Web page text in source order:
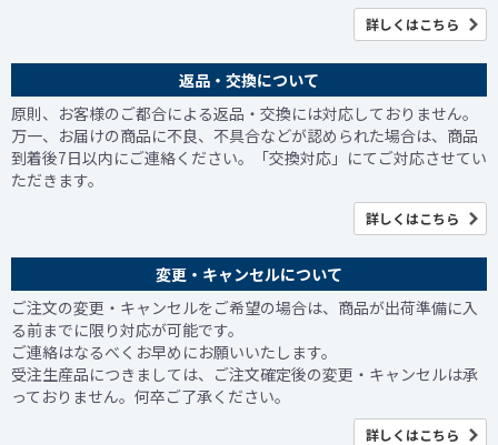
詳しくはこちら
返品・交換について
原則、お客様のご都合による返品・交換には対応しておりません。
万一、お届けの商品に不良、不具合などが認められた場合は、商品
到着後7日以内にご連絡ください。「交換対応」にてご対応させてい
ただきます。
詳しくはこちら
変更・キャンセルについて
ご注文の変更・キャンセルをご希望の場合は、商品が出荷準備に入
る前までに限り対応が可能です。
ご連絡はなるべくお早めにお願いいたします。
受注生産品につきましては、ご注文確定後の変更・キャンセルは承
っておりません。何卒ご了承ください。
詳しくはこちら